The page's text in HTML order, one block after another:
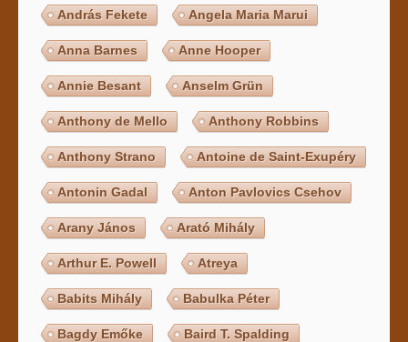
András Fekete Angela Maria Marui
Anna Barnes Anne Hooper
Annie Besant Anselm Grün
Anthony de Mello Anthony Robbins
Anthony Strano Antoine de Saint-Exupéry
Antonin Gadal Anton Pavlovics Csehov
Arany János Arató Mihály
Arthur E. Powell Atreya
Babits Mihály Babulka Péter
Bagdy Emőke Baird T. Spalding